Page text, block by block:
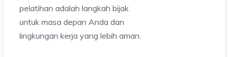
pelatihan adalah langkah bijak
untuk masa depan Anda dan
lingkungan kerja yang lebih aman.